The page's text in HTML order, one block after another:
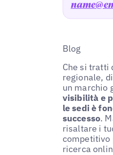
Blog
Che si tratti
regionale,
un marchio
visibilità e
le sedi è
successo.
risaltare i
competitivo
ricerca